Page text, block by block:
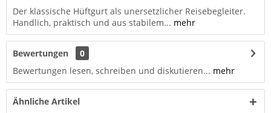
Der klassische Hüftgurt als unersetzlicher Reisebegleiter.
Handlich, praktisch und aus stabilem... mehr
Bewertungen
0
Bewertungen lesen, schreiben und diskutieren... mehr
Ähnliche Artikel